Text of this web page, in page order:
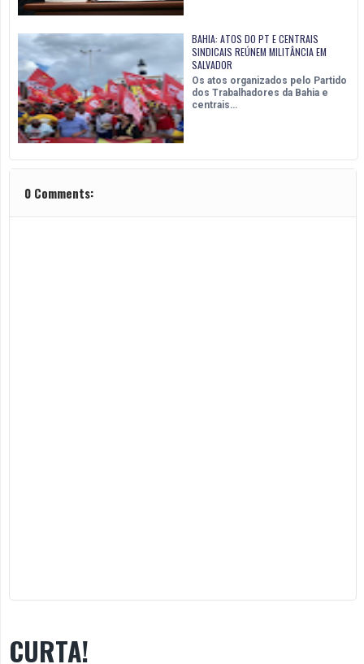
BAHIA: ATOS DO PT E CENTRAIS
SINDICAIS REÚNEM MILITÂNCIA EM
SALVADOR
Os atos organizados pelo Partido
dos Trabalhadores da Bahia e
centrais…
0 Comments:
CURTA!